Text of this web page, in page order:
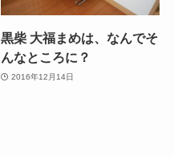
黒柴 大福まめは、なんでそ
んなところに？
2016年12月14日